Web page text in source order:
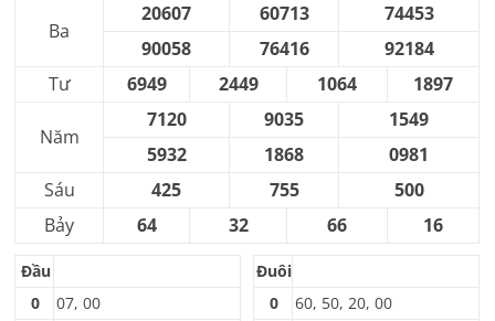
Ba
20607 60713
74453
90058
76416
92184
Tư
6949 2449 1064 1897
Năm
7120 9035
1549
5932
1868
0981
Sáu
425 755
500
Bảy
64 32 66 16
Đầu
0
07, 00
Đuôi
0
60, 50, 20, 00